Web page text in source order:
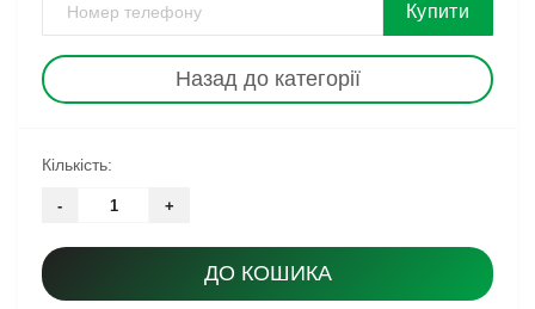
Купити
Назад до категорії
Кількість:
- +
ДО КОШИКА